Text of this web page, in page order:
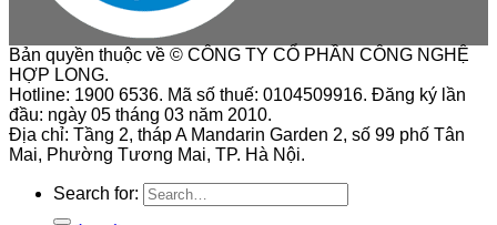
Bản quyền thuộc về © CÔNG TY CỔ PHẦN CÔNG NGHỆ
HỢP LONG.
Hotline: 1900 6536. Mã số thuế: 0104509916. Đăng ký lần
đầu: ngày 05 tháng 03 năm 2010.
Địa chỉ: Tầng 2, tháp A Mandarin Garden 2, số 99 phố Tân
Mai, Phường Tương Mai, TP. Hà Nội.
Search for: